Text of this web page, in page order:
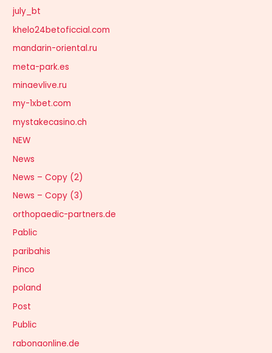
july_bt
khelo24betoficcial.com
mandarin-oriental.ru
meta-park.es
minaevlive.ru
my-1xbet.com
mystakecasino.ch
NEW
News
News – Copy (2)
News – Copy (3)
orthopaedic-partners.de
Pablic
paribahis
Pinco
poland
Post
Public
rabonaonline.de